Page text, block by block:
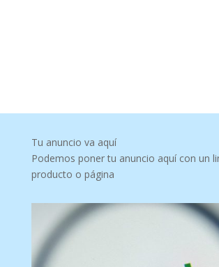
Tu anuncio va aquí
Podemos poner tu anuncio aquí con un
producto o página